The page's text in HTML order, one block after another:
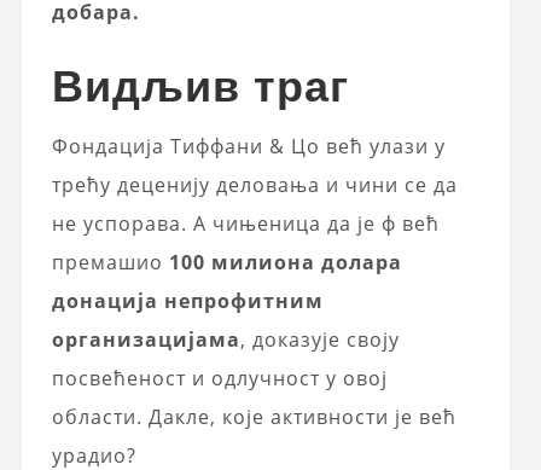
добара.
Видљив траг
Фондација Тиффани & Цо већ улази у
трећу деценију деловања и чини се да
не успорава. А чињеница да је ф већ
премашио 100 милиона долара
донација непрофитним
организацијама, доказује своју
посвећеност и одлучност у овој
области. Дакле, које активности је већ
урадио?